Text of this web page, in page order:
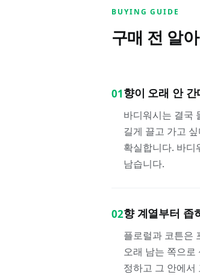
BUYING GUIDE
구매 전 알
01향이 오래 안
바디워시는 결국
길게 끌고 가고
확실합니다. 바디
남습니다.
02향 계열부터 좁
플로럴과 코튼은
오래 남는 쪽으로
정하고 그 안에